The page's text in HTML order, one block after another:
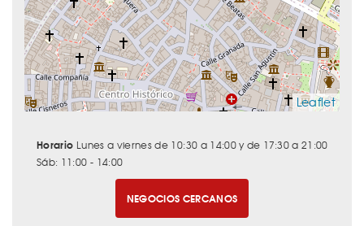
Leaflet
Horario Lunes a viernes de 10:30 a 14:00 y de 17:30 a 21:00
Sáb: 11:00 - 14:00
NEGOCIOS CERCANOS